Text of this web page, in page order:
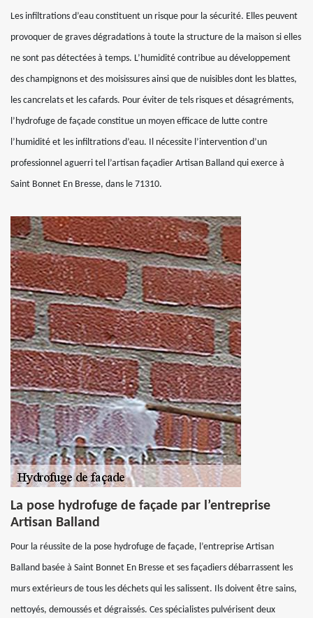
Les infiltrations d’eau constituent un risque pour la sécurité. Elles peuvent
provoquer de graves dégradations à toute la structure de la maison si elles
ne sont pas détectées à temps. L’humidité contribue au développement
des champignons et des moisissures ainsi que de nuisibles dont les blattes,
les cancrelats et les cafards. Pour éviter de tels risques et désagréments,
l’hydrofuge de façade constitue un moyen efficace de lutte contre
l’humidité et les infiltrations d’eau. Il nécessite l’intervention d’un
professionnel aguerri tel l’artisan façadier Artisan Balland qui exerce à
Saint Bonnet En Bresse, dans le 71310.
La pose hydrofuge de façade par l’entreprise
Artisan Balland
Pour la réussite de la pose hydrofuge de façade, l’entreprise Artisan
Balland basée à Saint Bonnet En Bresse et ses façadiers débarrassent les
murs extérieurs de tous les déchets qui les salissent. Ils doivent être sains,
nettoyés, demoussés et dégraissés. Ces spécialistes pulvérisent deux